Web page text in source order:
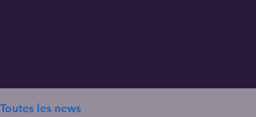
Toutes les news